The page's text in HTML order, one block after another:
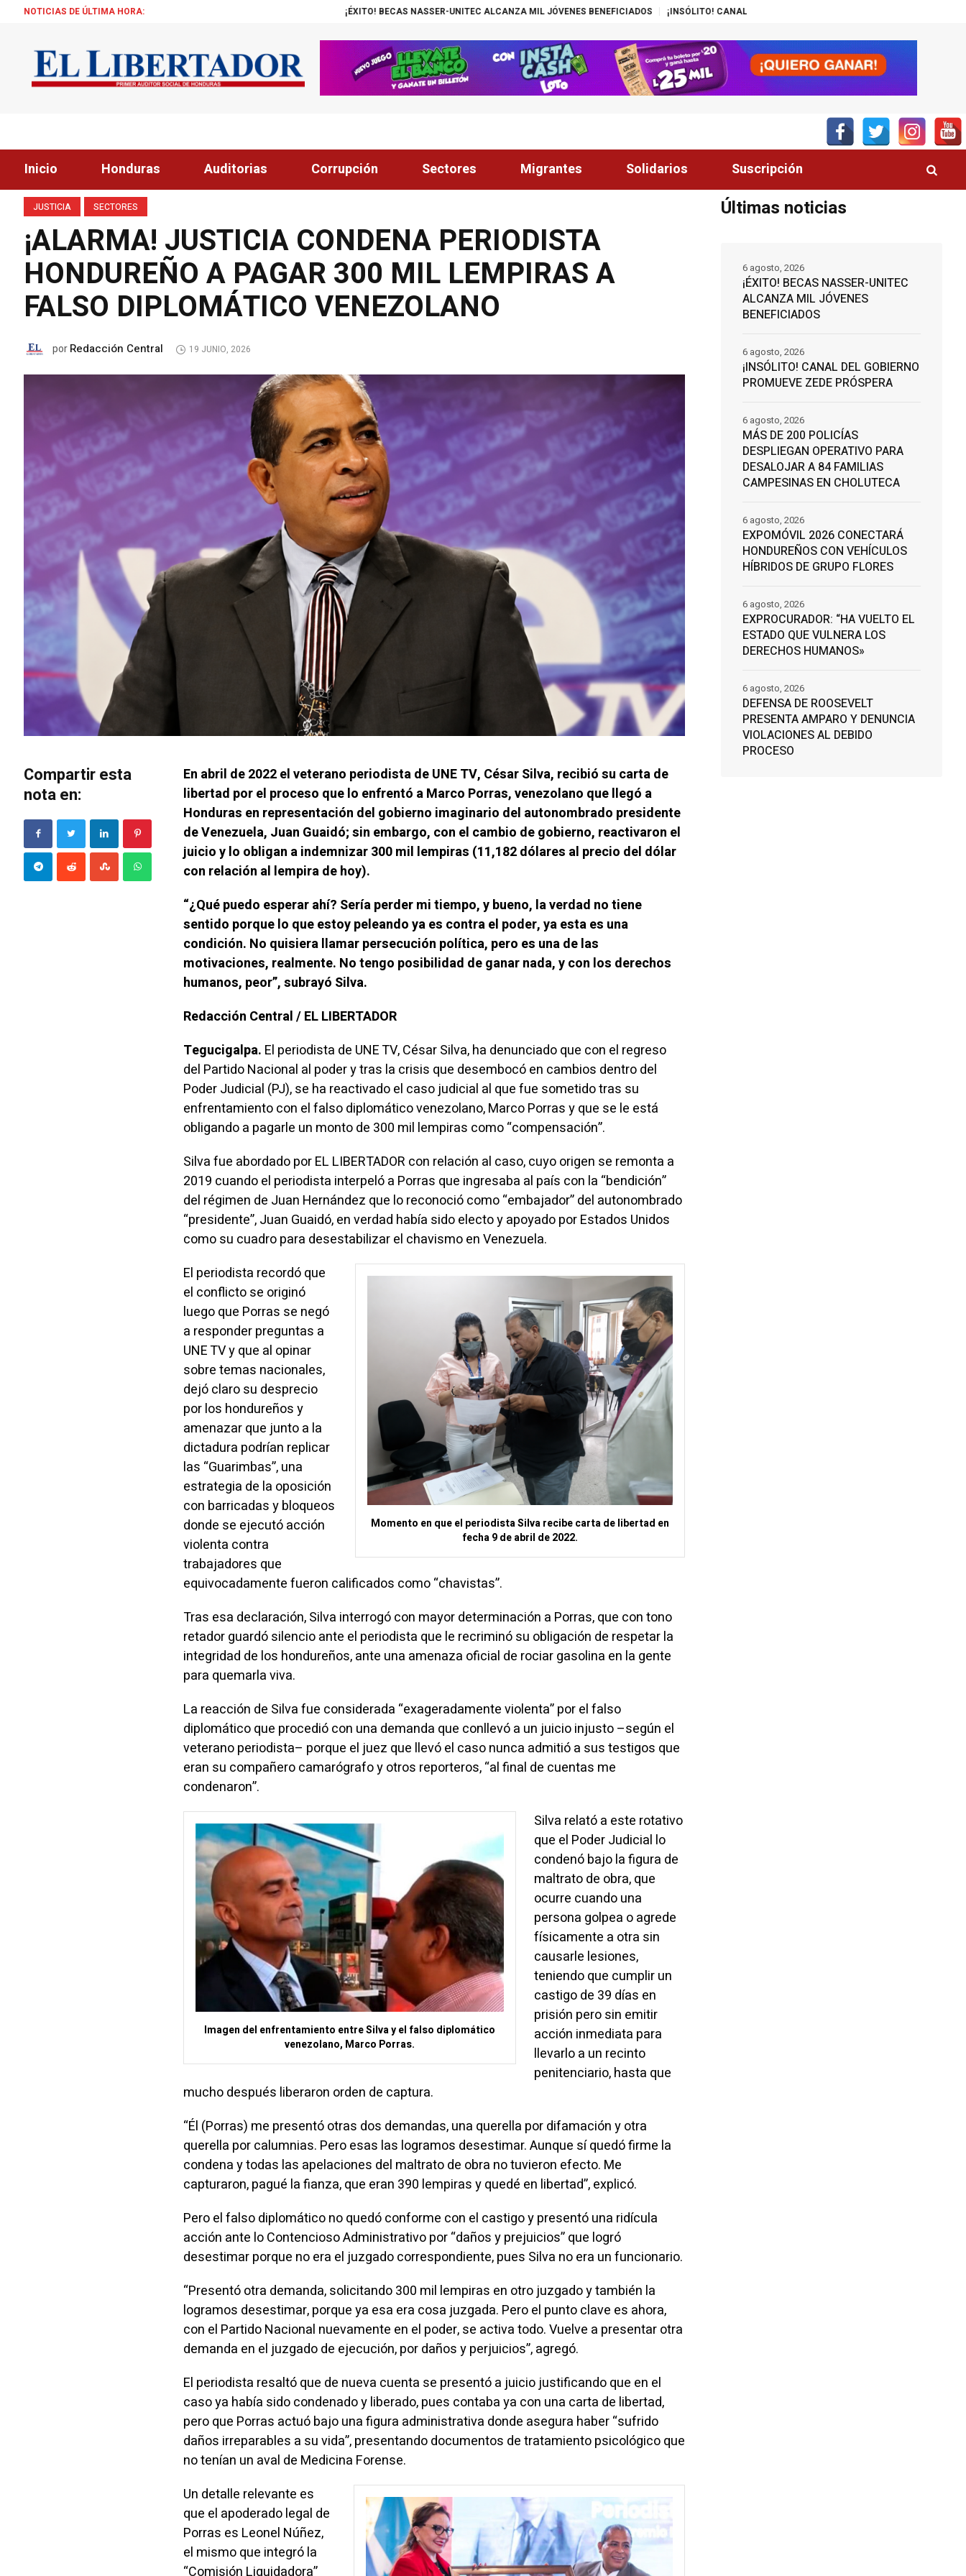
NOTICIAS DE ÚLTIMA HORA: ¡ÉXITO! BECAS NASSER-UNITEC ALCANZA MIL JÓVENES BENEFICIADOS ¡INSÓLITO! CANAL DEL GOBIERNO PROMUEVE ZEDE PRÓSPERA
Inicio Honduras Auditorias Corrupción Sectores Migrantes Solidarios Suscripción
JUSTICIA SECTORES
¡ALARMA! JUSTICIA CONDENA PERIODISTA
HONDUREÑO A PAGAR 300 MIL LEMPIRAS A
FALSO DIPLOMÁTICO VENEZOLANO
porRedacción Central 19 JUNIO, 2026
Compartir esta
nota en:
En abril de 2022 el veterano periodista de UNE TV, César Silva, recibió su carta de
libertad por el proceso que lo enfrentó a Marco Porras, venezolano que llegó a
Honduras en representación del gobierno imaginario del autonombrado presidente
de Venezuela, Juan Guaidó; sin embargo, con el cambio de gobierno, reactivaron el
juicio y lo obligan a indemnizar 300 mil lempiras (11,182 dólares al precio del dólar
con relación al lempira de hoy).
“¿Qué puedo esperar ahí? Sería perder mi tiempo, y bueno, la verdad no tiene
sentido porque lo que estoy peleando ya es contra el poder, ya esta es una
condición. No quisiera llamar persecución política, pero es una de las
motivaciones, realmente. No tengo posibilidad de ganar nada, y con los derechos
humanos, peor”, subrayó Silva.
Redacción Central / EL LIBERTADOR
Tegucigalpa. El periodista de UNE TV, César Silva, ha denunciado que con el regreso
del Partido Nacional al poder y tras la crisis que desembocó en cambios dentro del
Poder Judicial (PJ), se ha reactivado el caso judicial al que fue sometido tras su
enfrentamiento con el falso diplomático venezolano, Marco Porras y que se le está
obligando a pagarle un monto de 300 mil lempiras como “compensación”.
Silva fue abordado por EL LIBERTADOR con relación al caso, cuyo origen se remonta a
2019 cuando el periodista interpeló a Porras que ingresaba al país con la “bendición”
del régimen de Juan Hernández que lo reconoció como “embajador” del autonombrado
“presidente”, Juan Guaidó, en verdad había sido electo y apoyado por Estados Unidos
como su cuadro para desestabilizar el chavismo en Venezuela.
Momento en que el periodista Silva recibe carta de libertad en
fecha 9 de abril de 2022.
El periodista recordó que
el conflicto se originó
luego que Porras se negó
a responder preguntas a
UNE TV y que al opinar
sobre temas nacionales,
dejó claro su desprecio
por los hondureños y
amenazar que junto a la
dictadura podrían replicar
las “Guarimbas”, una
estrategia de la oposición
con barricadas y bloqueos
donde se ejecutó acción
violenta contra
trabajadores que
equivocadamente fueron calificados como “chavistas”.
Tras esa declaración, Silva interrogó con mayor determinación a Porras, que con tono
retador guardó silencio ante el periodista que le recriminó su obligación de respetar la
integridad de los hondureños, ante una amenaza oficial de rociar gasolina en la gente
para quemarla viva.
La reacción de Silva fue considerada “exageradamente violenta” por el falso
diplomático que procedió con una demanda que conllevó a un juicio injusto –según el
veterano periodista– porque el juez que llevó el caso nunca admitió a sus testigos que
eran su compañero camarógrafo y otros reporteros, “al final de cuentas me
condenaron”.
Imagen del enfrentamiento entre Silva y el falso diplomático
venezolano, Marco Porras.
Silva relató a este rotativo
que el Poder Judicial lo
condenó bajo la figura de
maltrato de obra, que
ocurre cuando una
persona golpea o agrede
físicamente a otra sin
causarle lesiones,
teniendo que cumplir un
castigo de 39 días en
prisión pero sin emitir
acción inmediata para
llevarlo a un recinto
penitenciario, hasta que
mucho después liberaron orden de captura.
“Él (Porras) me presentó otras dos demandas, una querella por difamación y otra
querella por calumnias. Pero esas las logramos desestimar. Aunque sí quedó firme la
condena y todas las apelaciones del maltrato de obra no tuvieron efecto. Me
capturaron, pagué la fianza, que eran 390 lempiras y quedé en libertad”, explicó.
Pero el falso diplomático no quedó conforme con el castigo y presentó una ridícula
acción ante lo Contencioso Administrativo por “daños y prejuicios” que logró
desestimar porque no era el juzgado correspondiente, pues Silva no era un funcionario.
“Presentó otra demanda, solicitando 300 mil lempiras en otro juzgado y también la
logramos desestimar, porque ya esa era cosa juzgada. Pero el punto clave es ahora,
con el Partido Nacional nuevamente en el poder, se activa todo. Vuelve a presentar otra
demanda en el juzgado de ejecución, por daños y perjuicios”, agregó.
El periodista resaltó que de nueva cuenta se presentó a juicio justificando que en el
caso ya había sido condenado y liberado, pues contaba ya con una carta de libertad,
pero que Porras actuó bajo una figura administrativa donde asegura haber “sufrido
daños irreparables a su vida”, presentando documentos de tratamiento psicológico que
no tenían un aval de Medicina Forense.
Un detalle relevante es
que el apoderado legal de
Porras es Leonel Núñez,
el mismo que integró la
“Comisión Liquidadora”
Últimas noticias
¡ÉXITO! BECAS NASSER-UNITEC
ALCANZA MIL JÓVENES
BENEFICIADOS
6 agosto, 2026
¡INSÓLITO! CANAL DEL GOBIERNO
PROMUEVE ZEDE PRÓSPERA
6 agosto, 2026
MÁS DE 200 POLICÍAS
DESPLIEGAN OPERATIVO PARA
DESALOJAR A 84 FAMILIAS
CAMPESINAS EN CHOLUTECA
6 agosto, 2026
EXPOMÓVIL 2026 CONECTARÁ
HONDUREÑOS CON VEHÍCULOS
HÍBRIDOS DE GRUPO FLORES
6 agosto, 2026
EXPROCURADOR: “HA VUELTO EL
ESTADO QUE VULNERA LOS
DERECHOS HUMANOS»
6 agosto, 2026
DEFENSA DE ROOSEVELT
PRESENTA AMPARO Y DENUNCIA
VIOLACIONES AL DEBIDO
PROCESO
6 agosto, 2026